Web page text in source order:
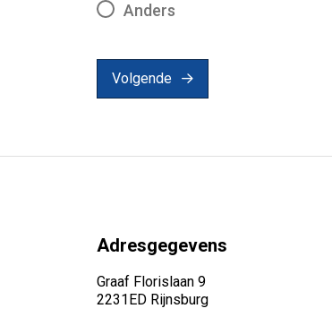
Anders
Volgende
Adresgegevens
Graaf Florislaan 9
2231ED Rijnsburg